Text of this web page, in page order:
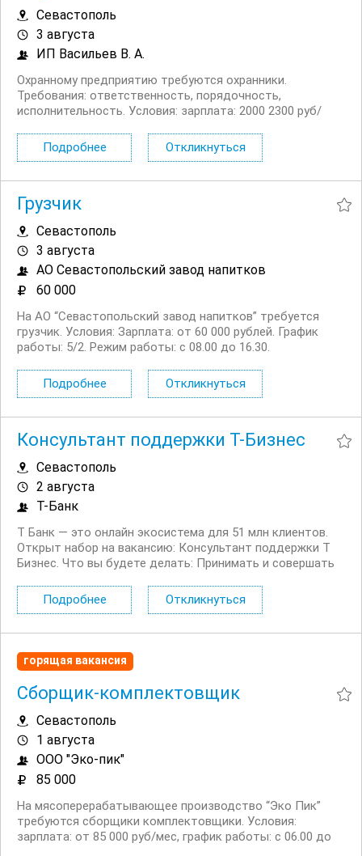
Севастополь
3 августа
ИП Васильев В. А.
Охранному предприятию требуются охранники.
Требования: ответственность, порядочность,
исполнительность. Условия: зарплата: 2000 2300 руб/
Подробнее
Откликнуться
Грузчик
Севастополь
3 августа
АО Севастопольский завод напитков
60 000
На АО “Севастопольский завод напитков” требуется
грузчик. Условия: Зарплата: от 60 000 рублей. График
работы: 5/2. Режим работы: с 08.00 до 16.30.
Требования: Желание работать. ...
Подробнее Откликнуться
Консультант поддержки Т-Бизнес
Севастополь
2 августа
Т-Банк
Т Банк — это онлайн экосистема для 51 млн клиентов.
Открыт набор на вакансию: Консультант поддержки Т
Бизнес. Что вы будете делать: Принимать и совершать
вопросы, связанные как с продуктами компании, так и с
внешними факторами: гос....
Подробнее Откликнуться
горящая вакансия
Сборщик-комплектовщик
Севастополь
1 августа
ООО "Эко-пик"
85 000
На мясоперерабатывающее производство “Эко Пик”
требуются сборщики комплектовщики. Условия:
зарплата: от 85 000 руб/мес, график работы: с 06.00 до